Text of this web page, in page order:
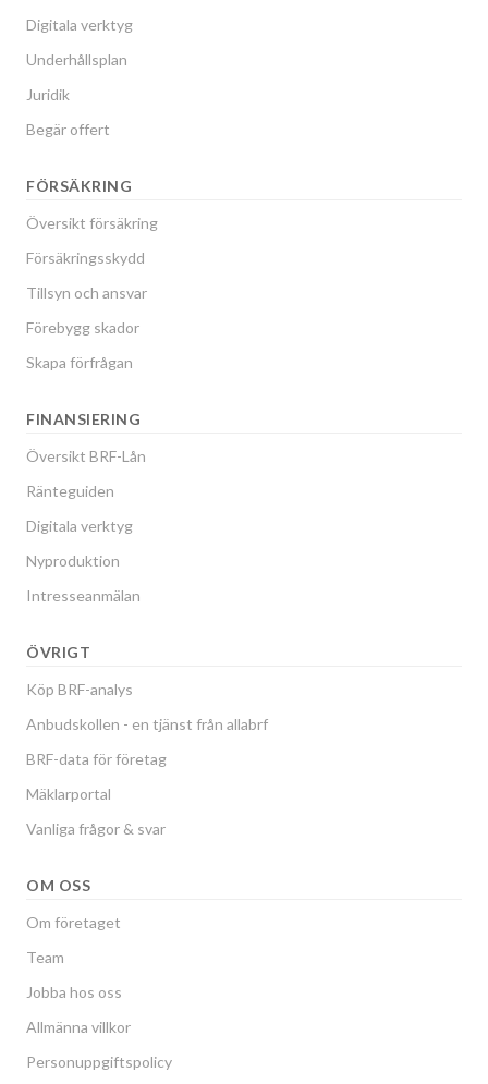
Digitala verktyg
Underhållsplan
Juridik
Begär offert
FÖRSÄKRING
Översikt försäkring
Försäkringsskydd
Tillsyn och ansvar
Förebygg skador
Skapa förfrågan
FINANSIERING
Översikt BRF-Lån
Ränteguiden
Digitala verktyg
Nyproduktion
Intresseanmälan
ÖVRIGT
Köp BRF-analys
Anbudskollen - en tjänst från allabrf
BRF-data för företag
Mäklarportal
Vanliga frågor & svar
OM OSS
Om företaget
Team
Jobba hos oss
Allmänna villkor
Personuppgiftspolicy